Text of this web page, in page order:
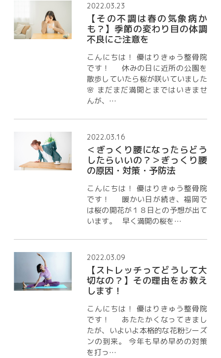
2022.03.23
【その不調は春の気象病か
も？】季節の変わり目の体調
不良にご注意を
こんにちは！ 優はりきゅう整骨院
です！ 休みの日に近所の公園を
散歩していたら桜が咲いていました
🌸 まだまだ満開とまではいきませ
んが、…
2022.03.16
＜ぎっくり腰になったらどう
したらいいの？＞ぎっくり腰
の原因・対策・予防法
こんにちは！ 優はりきゅう整骨院
です！ 暖かい日が続き、福岡で
は桜の開花が１８日との予想が出て
います。 早く満開の桜を…
2022.03.09
【ストレッチってどうして大
切なの？】その理由をお教え
します！
こんにちは！ 優はりきゅう整骨院
です！ あたたかくなってきまし
たが、いよいよ本格的な花粉シーズ
ンの到来。 今年も早め早めの対策
を打っ…